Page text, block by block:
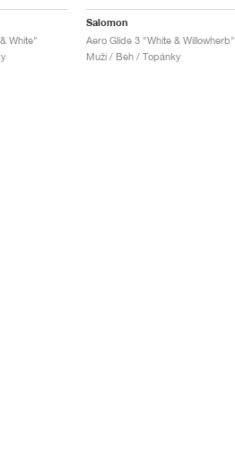
White"
Salomon
Aero Glide 3 "White & Willowherb"
Muži / Beh / Topánky